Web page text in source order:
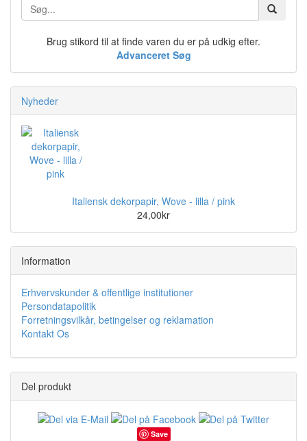
Brug stikord til at finde varen du er på udkig efter.
Advanceret Søg
Nyheder
Italiensk dekorpapir, Wove - lilla / pink
24,00kr
Information
Erhvervskunder & offentlige institutioner
Persondatapolitik
Forretningsvilkår, betingelser og reklamation
Kontakt Os
Del produkt
Save